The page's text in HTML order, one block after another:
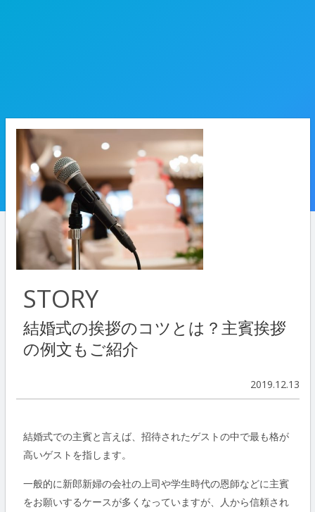
STORY
結婚式の挨拶のコツとは？主賓挨拶
の例文もご紹介
2019.12.13
結婚式での主賓と言えば、招待されたゲストの中で最も格が
高いゲストを指します。
一般的に新郎新婦の会社の上司や学生時代の恩師などに主賓
をお願いするケースが多くなっていますが、人から信頼され